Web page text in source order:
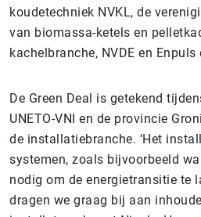
koudetechniek NVKL, de
van biomassa-ketels en
kachelbranche, NVDE en
De Green Deal is getekend
UNETO-VNI en de provincie
de installatiebranche. ‘Het
systemen, zoals bijvoorbeeld
nodig om de energietransitie te
dragen we graag bij aan